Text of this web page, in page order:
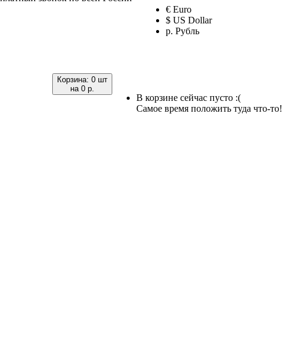
€ Euro
$ US Dollar
р. Рубль
Корзина: 0 шт
на 0 р.
В корзине сейчас пусто :(
Самое время положить туда что-то!